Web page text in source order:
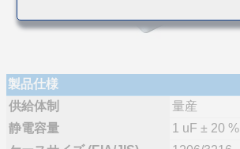
製品仕様
供給体制
量産
静電容量
1 uF ± 20 %